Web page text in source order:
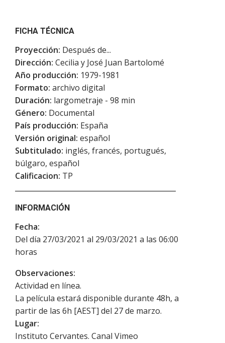
FICHA TÉCNICA
Proyección: Después de...
Dirección: Cecilia y José Juan Bartolomé
Año producción: 1979-1981
Formato: archivo digital
Duración: largometraje - 98 min
Género: Documental
País producción: España
Versión original: español
Subtitulado: inglés, francés, portugués,
búlgaro, español
Calificacion: TP
INFORMACIÓN
Fecha:
Del día 27/03/2021 al 29/03/2021 a las 06:00
horas
Observaciones:
Actividad en línea.
La película estará disponible durante 48h, a
partir de las 6h [AEST] del 27 de marzo.
Lugar:
Instituto Cervantes. Canal Vimeo